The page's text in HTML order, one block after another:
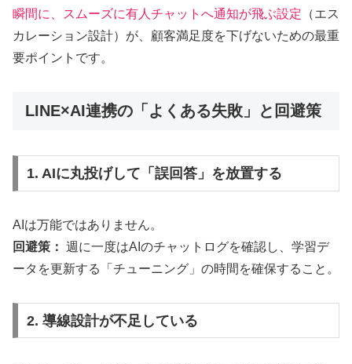
瞬間に、スムーズに有人チャットへ通知が飛ぶ設定 （エス
カレーション設計）が、顧客満足度を下げないための最重
要ポイントです。
LINE×AI連携の「よくある失敗」と回避策
1. AIに丸投げして「誤回答」を放置する
AIは万能ではありません。
回避策： 週に一度はAIのチャットログを確認し、学習デ
ータを更新する「チューニング」の時間を確保すること。
2. 導線設計が不足している